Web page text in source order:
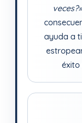
veces?»
ayuda a
éxito